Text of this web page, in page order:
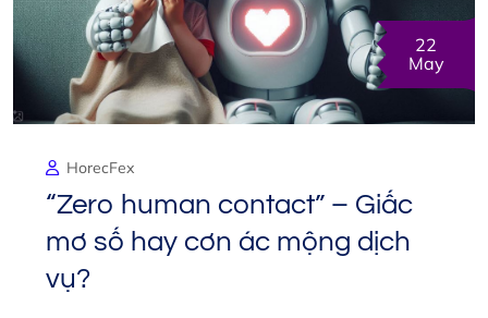
22
May
HorecFex
“Zero human contact” – Giấc
mơ số hay cơn ác mộng dịch
vụ?